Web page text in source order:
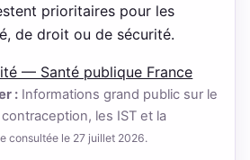
prioritaires pour les
de droit ou de sécurité.
— Santé publique France
: Informations grand public sur le
les IST et la
consultée le 27 juillet 2026.